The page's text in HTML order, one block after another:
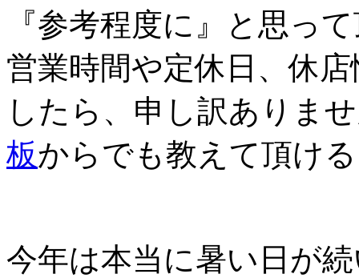
『参考程度に』と思っ
営業時間や定休日、休
したら、申し訳ありま
板からでも教えて頂け
今年は本当に暑い日が